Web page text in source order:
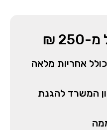
₪
כולל אחריות מלאה
המשרד להגנת